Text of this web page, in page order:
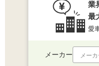
業
最
愛
メーカー